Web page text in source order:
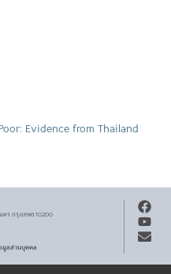
Evidence from Thailand
ครกรุงเทพฯ 10200
มูลส่วนบุคคล